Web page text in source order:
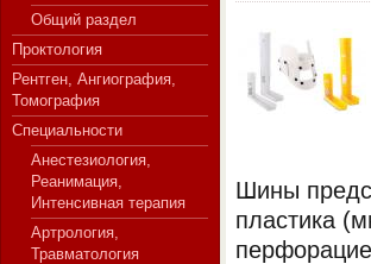
СЕРВЕР МЕДИЦИНСКОГО
Общий раздел
Проктология
Рентген, Ангиография,
Томография
Специальности
Анестезиология,
Реанимация,
Интенсивная терапия
Артрология,
Травматология
Шины
пластика